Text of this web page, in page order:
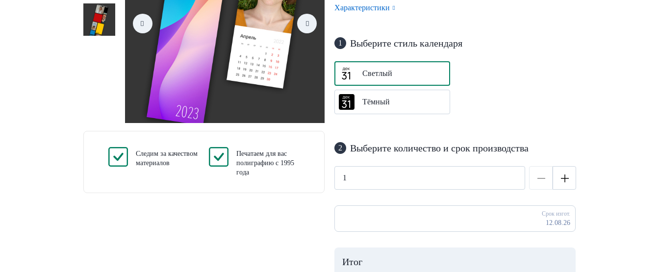
Следим за качеством
материалов
Печатаем для вас
полиграфию с 1995
года
Характеристики
1 Выберите стиль календаря
Светлый
Тёмный
2 Выберите количество и срок производства
Срок изгот.
12.08.26
Итог